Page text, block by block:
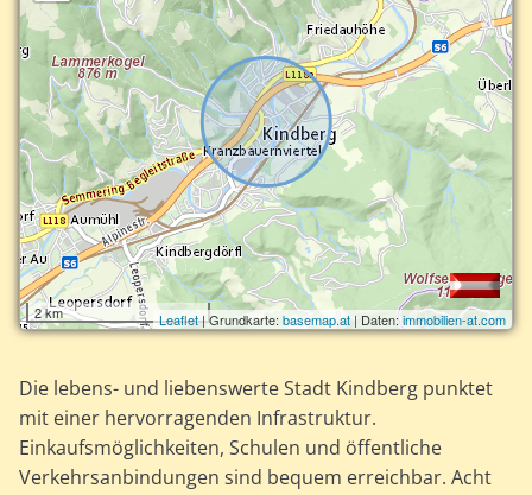
2 km Leaflet| Grundkarte: basemap.at| Daten:immobilien-at.com
Die lebens- und liebenswerte Stadt Kindberg punktet
mit einer hervorragenden Infrastruktur.
Einkaufsmöglichkeiten, Schulen und öffentliche
Verkehrsanbindungen sind bequem erreichbar. Acht